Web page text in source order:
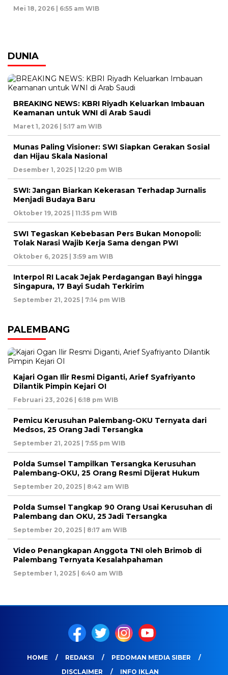
Mei 18, 2026 | 6:55 am WIB
DUNIA
BREAKING NEWS: KBRI Riyadh Keluarkan Imbauan
Keamanan untuk WNI di Arab Saudi
Maret 1, 2026 | 5:17 am WIB
Munas Paling Visioner: SWI Siapkan Gerakan Sosial
dan Hijau Skala Nasional
Desember 1, 2025 | 12:20 pm WIB
SWI: Jangan Biarkan Kekerasan Terhadap Jurnalis
Menjadi Budaya Baru
Oktober 19, 2025 | 11:35 pm WIB
SWI Tegaskan Kebebasan Pers Bukan Monopoli:
Tolak Narasi Wajib Kerja Sama dengan PWI
Oktober 6, 2025 | 3:59 am WIB
Interpol RI Lacak Jejak Perdagangan Bayi hingga
Singapura, 17 Bayi Sudah Terkirim
September 21, 2025 | 7:14 pm WIB
PALEMBANG
Kajari Ogan Ilir Resmi Diganti, Arief Syafriyanto
Dilantik Pimpin Kejari OI
Februari 23, 2026 | 6:18 pm WIB
Pemicu Kerusuhan Palembang-OKU Ternyata dari
Medsos, 25 Orang Jadi Tersangka
September 21, 2025 | 7:55 pm WIB
Polda Sumsel Tampilkan Tersangka Kerusuhan
Palembang-OKU, 25 Orang Resmi Dijerat Hukum
September 20, 2025 | 8:42 am WIB
Polda Sumsel Tangkap 90 Orang Usai Kerusuhan di
Palembang dan OKU, 25 Jadi Tersangka
September 20, 2025 | 8:17 am WIB
Video Penangkapan Anggota TNI oleh Brimob di
Palembang Ternyata Kesalahpahaman
September 1, 2025 | 6:40 am WIB
HOME REDAKSI
PEDOMAN MEDIA SIBER
DISCLAIMER
INFO IKLAN